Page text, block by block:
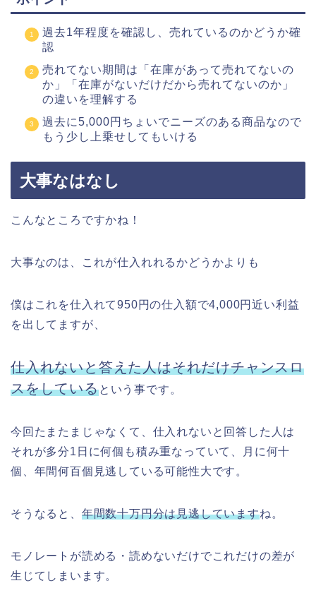
過去1年程度を確認し、売れているのかどうか確
認
売れてない期間は「在庫があって売れてないの
か」「在庫がないだけだから売れてないのか」
の違いを理解する
過去に5,000円ちょいでニーズのある商品なので
もう少し上乗せしてもいける
大事なはなし
こんなところですかね！
大事なのは、これが仕入れれるかどうかよりも
僕はこれを仕入れて950円の仕入額で4,000円近い利益
を出してますが、
仕入れないと答えた人はそれだけチャンスロ
スをしているという事です。
今回たまたまじゃなくて、仕入れないと回答した人は
それが多分1日に何個も積み重なっていて、月に何十
個、年間何百個見逃している可能性大です。
そうなると、 年間数十万円分は見逃していますね。
モノレートが読める・読めないだけでこれだけの差が
生じてしまいます。